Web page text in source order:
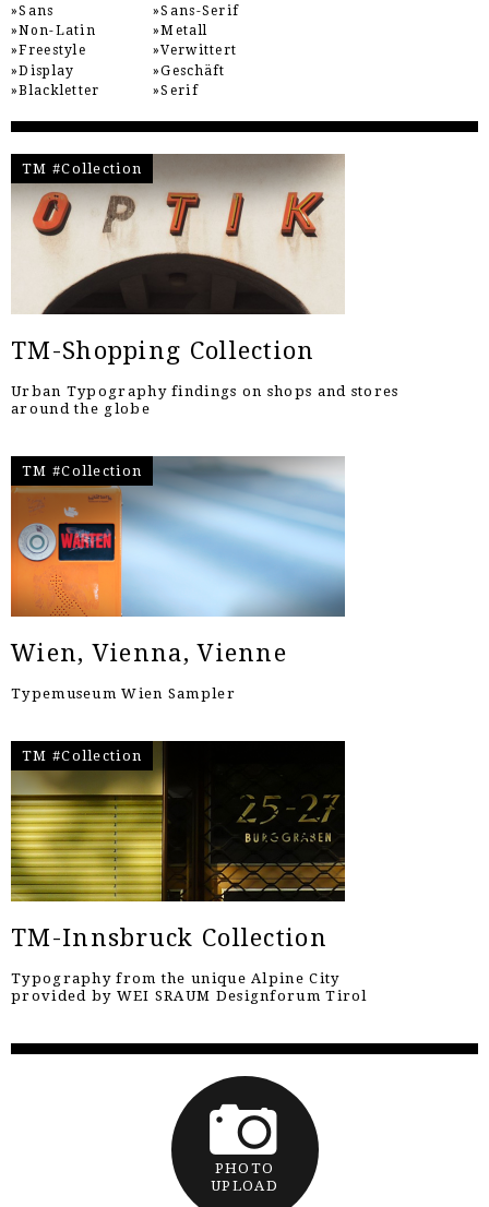
Sans
Non-Latin
Freestyle
Display
Blackletter
Sans-Serif
Metall
Verwittert
Geschäft
Serif
TM #Collection
TM-Shopping Collection
Urban Typography findings on shops and stores
around the globe
TM #Collection
Wien, Vienna, Vienne
Typemuseum Wien Sampler
TM #Collection
TM-Innsbruck Collection
Typography from the unique Alpine City
provided by WEI SRAUM Designforum Tirol
PHOTO
UPLOAD